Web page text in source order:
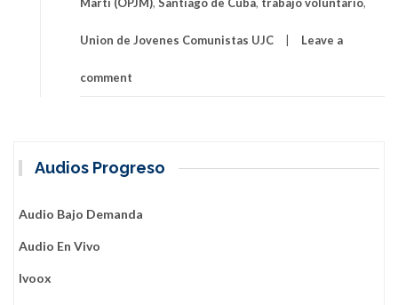
Union de Jovenes Comunistas UJC Leave a
comment
Audios Progreso
Audio Bajo Demanda
Audio En Vivo
Ivoox